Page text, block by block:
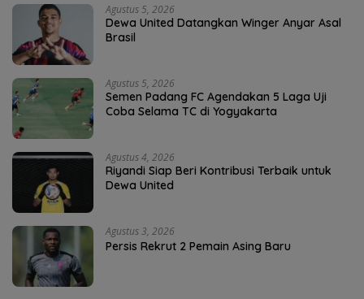
Agustus 5, 2026
Dewa United Datangkan Winger Anyar Asal
Brasil
Agustus 5, 2026
Semen Padang FC Agendakan 5 Laga Uji
Coba Selama TC di Yogyakarta
Agustus 4, 2026
Riyandi Siap Beri Kontribusi Terbaik untuk
Dewa United
Agustus 3, 2026
Persis Rekrut 2 Pemain Asing Baru